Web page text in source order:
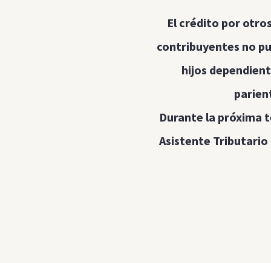
El crédito por
contribuyentes no
hijos
Durante la próxima
Asistente Tributario